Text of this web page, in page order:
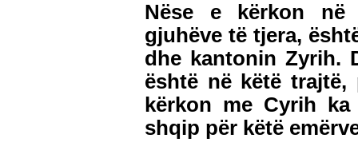
Nëse e kërkon në
gjuhëve të tjera,
dhe kantonin Zyrih.
është në këtë
kërkon me Cyrih
shqip për këtë